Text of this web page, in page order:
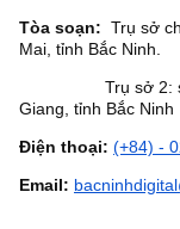
Tòa soạn: Trụ sở
Mai, tỉnh Bắc Ninh.
Trụ sở 2: số 49
Giang, tỉnh Bắc Ninh
Điện thoại: (+84) -
Email: